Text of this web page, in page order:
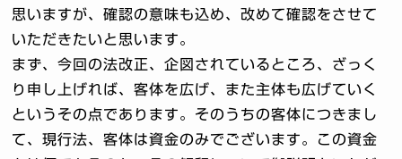
思いますが、確認の意味も込め、改めて確認をさせて
いただきたいと思います。
まず、今回の法改正、企図されているところ、ざっく
り申し上げれば、客体を広げ、また主体も広げていく
というその点であります。そのうちの客体につきまし
て、現行法、客体は資金のみでございます。この資金